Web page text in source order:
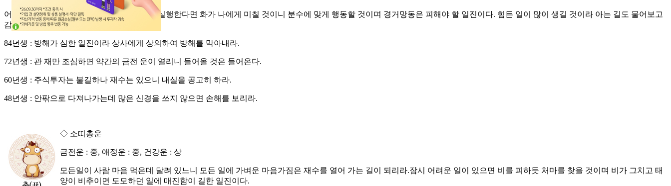
어려움에 봉착하였다고 진리에 어긋난 일을 실행한다면 화가 나에게 미칠 것이니 분수에 맞게 행동할 것이며 경거망동은 피해야 할 일진이다. 힘든 일이 많이 생길 것이라 아는 길도 물어보고
감이 좋으리라.
84년생 : 방해가 심한 일진이라 상사에게 상의하여 방해를 막아내라.
72년생 : 관 재만 조심하면 약간의 금전 운이 열리니 들어올 것은 들어온다.
60년생 : 주식투자는 불길하나 재수는 있으니 내실을 공고히 하라.
48년생 : 안팎으로 다져나가는데 많은 신경을 쓰지 않으면 손해를 보리라.
◇ 소띠총운
금전운 : 중, 애정운 : 중, 건강운 : 상
모든일이 사람 마음 먹은데 달려 있느니 모든 일에 가벼운 마음가짐은 재수를 열어 가는 길이 되리라.잠시 어려운 일이 있으면 비를 피하듯 처마를 찾을 것이며 비가 그치고 태
양이 비추이면 도모하던 일에 매진함이 길한 일진이다.